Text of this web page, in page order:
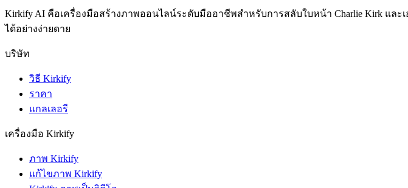
Kirkify AI คือเครื่องมือสร้างภาพออนไลน์ระดับมืออาชีพสำหรับการสลับใบหน้า Charlie Kirk แล
ได้อย่างง่ายดาย
บริษัท
วิธี Kirkify
ราคา
แกลเลอรี
เครื่องมือ Kirkify
ภาพ Kirkify
แก้ไขภาพ Kirkify